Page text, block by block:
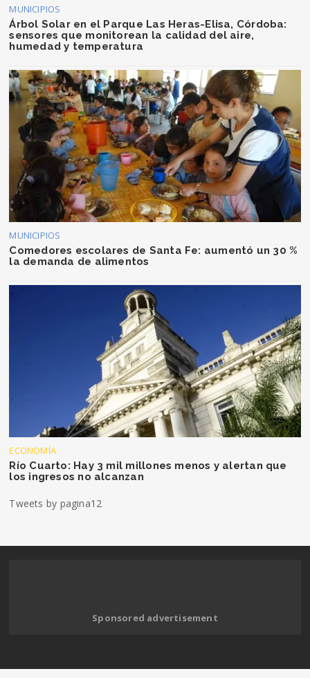
MUNICIPIOS
Árbol Solar en el Parque Las Heras-Elisa, Córdoba:
sensores que monitorean la calidad del aire,
humedad y temperatura
MUNICIPIOS
Comedores escolares de Santa Fe: aumentó un 30 %
la demanda de alimentos
ECONOMÍA
Río Cuarto: Hay 3 mil millones menos y alertan que
los ingresos no alcanzan
Tweets by pagina12
Sponsored advertisement